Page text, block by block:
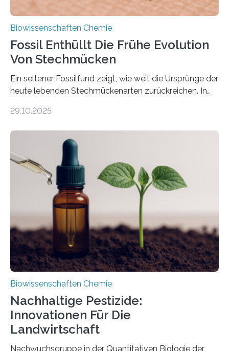
Biowissenschaften Chemie
Fossil Enthüllt Die Frühe Evolution
Von Stechmücken
Ein seltener Fossilfund zeigt, wie weit die Ursprünge der
heute lebenden Stechmückenarten zurückreichen. In
Forschende die bisher älteste bekannte Stechmücken-
Region Kachin in Myanmar und hat sich in
ausgezeichnetem Zustand erhalten. Es konnte als neue
Art einer neuen Gattung beschrieben werden und trägt
nun den Namen Cretosabethes primaevus. Dieser erste
fossile Nachweis einer Stechmückenlarve in Bernstein
stellt gleichzeitig den ersten Fossilfund einer
Mückenlarve aus dem Mesozoikum dar, denn…
29.10.2025
Biowissenschaften Chemie
Nachhaltige Pestizide:
Innovationen Für Die
Landwirtschaft
Nachwuchsgruppe in der Quantitativen Biologie der